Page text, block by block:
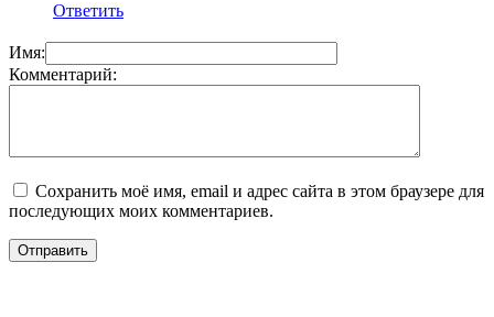
Ответить
Имя:
Комментарий:
Сохранить моё имя, email и адрес сайта в этом браузере для
последующих моих комментариев.